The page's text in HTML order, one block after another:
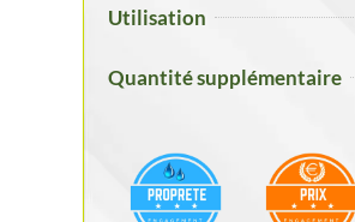
Utilisation
Quantité supplémentaire